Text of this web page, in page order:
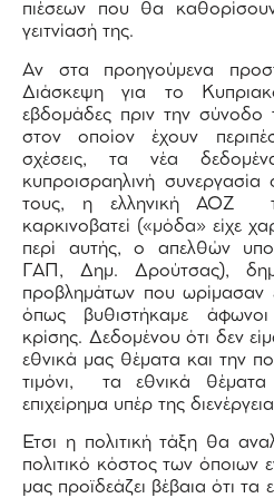
πιέσεων που θα καθορίσουν
γειτνίασή της.
Αν στα προηγούμενα
Διάσκεψη για το
εβδομάδες πριν την
στον οποίον έχουν
σχέσεις, τα νέα
κυπροισραηλινή
τους, η ελληνική ΑΟΖ
καρκινοβατεί («μόδα» είχε
περί αυτής, ο απελθών
ΓΑΠ, Δημ. Δρούτσας),
προβλημάτων που ωρίμασαν
όπως βυθιστήκαμε
κρίσης. Δεδομένου ότι δεν
εθνικά μας θέματα και την
τιμόνι, τα εθνικά
επιχείρημα υπέρ της
Ετσι η πολιτική τάξη θα
πολιτικό κόστος των όποιων
μας προϊδεάζει βέβαια ότι